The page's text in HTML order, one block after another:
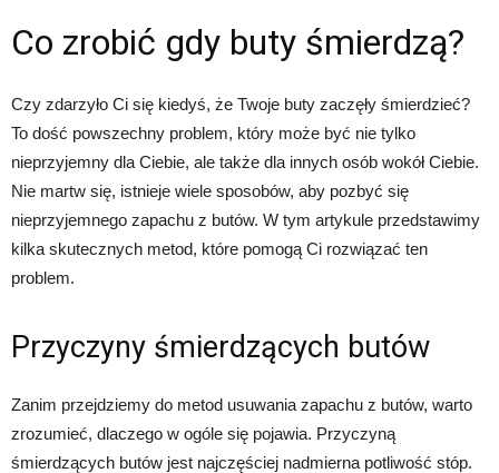
Co zrobić gdy buty śmierdzą?
Czy zdarzyło Ci się kiedyś, że Twoje buty zaczęły śmierdzieć?
To dość powszechny problem, który może być nie tylko
nieprzyjemny dla Ciebie, ale także dla innych osób wokół Ciebie.
Nie martw się, istnieje wiele sposobów, aby pozbyć się
nieprzyjemnego zapachu z butów. W tym artykule przedstawimy
kilka skutecznych metod, które pomogą Ci rozwiązać ten
problem.
Przyczyny śmierdzących butów
Zanim przejdziemy do metod usuwania zapachu z butów, warto
zrozumieć, dlaczego w ogóle się pojawia. Przyczyną
śmierdzących butów jest najczęściej nadmierna potliwość stóp.